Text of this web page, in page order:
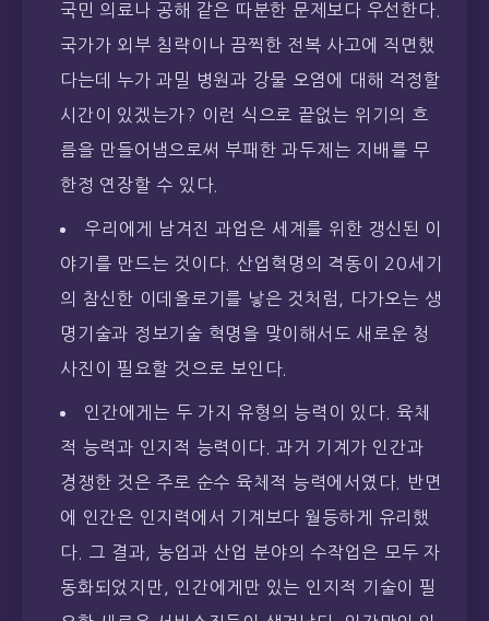
국민 의료나 공해 같은 따분한 문제보다 우선한다.
국가가 외부 침략이나 끔찍한 전복 사고에 직면했
다는데 누가 과밀 병원과 강물 오염에 대해 걱정할
시간이 있겠는가? 이런 식으로 끝없는 위기의 흐
름을 만들어냄으로써 부패한 과두제는 지배를 무
한정 연장할 수 있다.
우리에게 남겨진 과업은 세계를 위한 갱신된 이
야기를 만드는 것이다. 산업혁명의 격동이 20세기
의 참신한 이데올로기를 낳은 것처럼, 다가오는 생
명기술과 정보기술 혁명을 맞이해서도 새로운 청
사진이 필요할 것으로 보인다.
인간에게는 두 가지 유형의 능력이 있다. 육체
적 능력과 인지적 능력이다. 과거 기계가 인간과
경쟁한 것은 주로 순수 육체적 능력에서였다. 반면
에 인간은 인지력에서 기계보다 월등하게 유리했
다. 그 결과, 농업과 산업 분야의 수작업은 모두 자
동화되었지만, 인간에게만 있는 인지적 기술이 필